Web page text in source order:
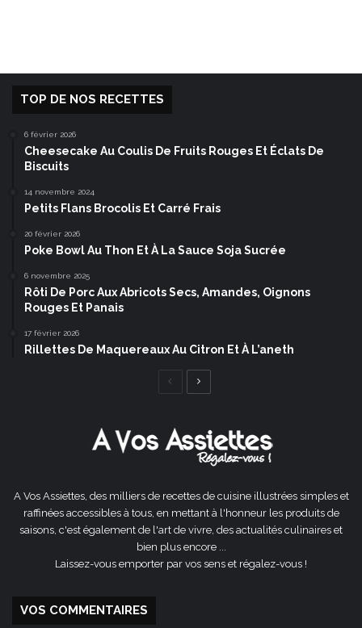
TOP DE NOS RECETTES
6 février 2026
Cheesecake Au Coulis De Fruits Rouges Et Éclats De
Biscuits
14 novembre 2024
Petits Flans Brocolis Et Carré Frais
20 février 2026
Poke Bowl Au Thon Et À La Sauce Soja Sucrée
6 novembre 2025
Rôti De Porc Aux Abricots Secs, Amandes, Oignons
Rouges Et Panais
17 février 2026
Rillettes De Maquereaux Au Citron Et À L’aneth
Page
A Vos Assiettes, des milliers de recettes de cuisine illustrées simples et
raffinées accessibles à tous, en mettant à l'honneur les produits de
saisons, c'est également de l'art de vivre, des actualités culinaires et
bien plus encore ...
Laissez-vous emporter par vos sens et régalez-vous !
VOS COMMENTAIRES